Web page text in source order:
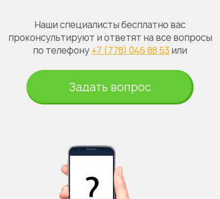
Наши специалисты бесплатно вас
проконсультируют и ответят на все вопросы
по телефону +7 (778) 046 88 53 или
Задать вопрос